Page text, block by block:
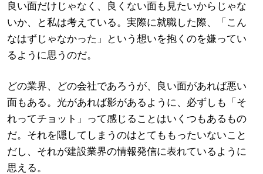
良い面だけじゃなく、良くない面も見たいからじゃな
いか、と私は考えている。実際に就職した際、「こん
なはずじゃなかった」という想いを抱くのを嫌ってい
るように思うのだ。
どの業界、どの会社であろうが、良い面があれば悪い
面もある。光があれば影があるように、必ずしも「そ
れってチョット」って感じることはいくつもあるもの
だ。それを隠してしまうのはとてももったいないこと
だし、それが建設業界の情報発信に表れているように
思える。